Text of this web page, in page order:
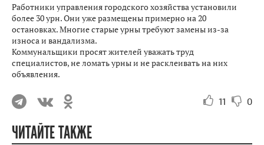
Работники управления городского хозяйства установили
более 30 урн. Они уже размещены примерно на 20
остановках. Многие старые урны требуют замены из-за
износа и вандализма.
Коммунальщики просят жителей уважать труд
специалистов, не ломать урны и не расклеивать на них
объявления.
11 0
ЧИТАЙТЕ ТАКЖЕ